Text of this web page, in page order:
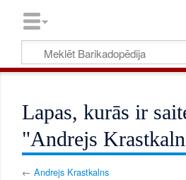
Lapas, kurās ir
"Andrejs
←Andrejs Krastkalns